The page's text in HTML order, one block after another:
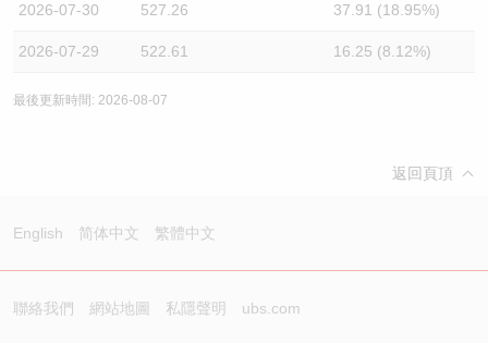
2026-07-30 527.26 37.91 (18.95%)
2026-07-29 522.61 16.25 (8.12%)
最後更新時間: 2026-08-07
返回頁頂
English 简体中文 繁體中文
聯絡我們 網站地圖 私隱聲明 ubs.com